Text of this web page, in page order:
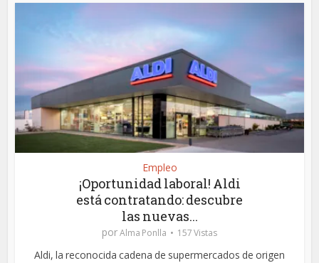
Empleo
¡Oportunidad laboral! Aldi
está contratando: descubre
las nuevas...
porAlma Ponlla 157 Vistas
Aldi, la reconocida cadena de supermercados de origen